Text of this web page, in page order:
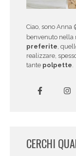
Ciao, sono Anna
benvenuto nella
preferite,
realizzare,
tante polpette.
CERCHI